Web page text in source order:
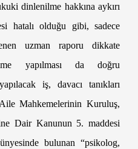
dinlenilme hakkına aykırı
hatalı olduğu gibi, sadece
uzman raporu dikkate
yapılması da doğru
iş, davacı tanıkları
Mahkemelerinin Kuruluş,
Dair Kanunun 5. maddesi
bulunan “psikolog,